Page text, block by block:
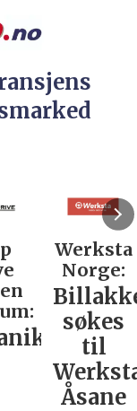
Werksta
Norge:
søkes
til
Åsane